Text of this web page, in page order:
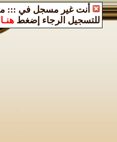
أنت غير مسجل في :::
للتسجيل الرجاء إضغط هنـا